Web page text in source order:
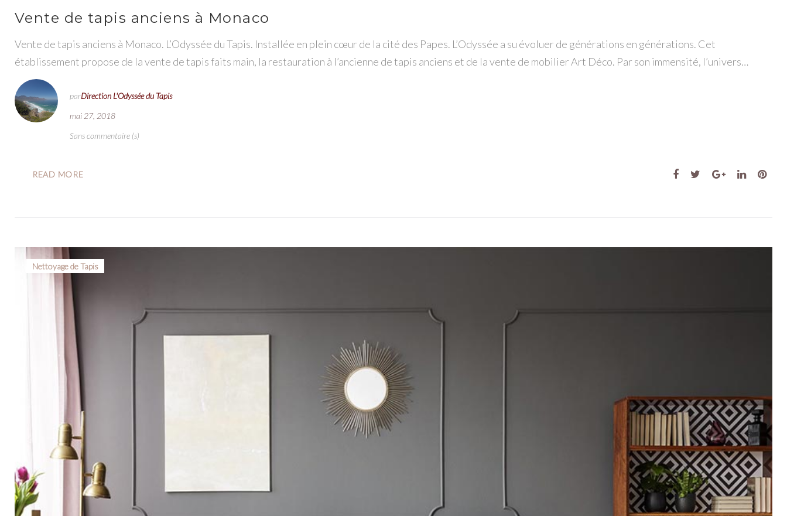
Vente de tapis anciens à Monaco
Vente de tapis anciens à Monaco. L’Odyssée du Tapis. Installée en plein cœur de la cité des Papes. L’Odyssée a su évoluer de générations en générations. Cet
établissement propose de la vente de tapis faits main, la restauration à l’ancienne de tapis anciens et de la vente de mobilier Art Déco. Par son immensité, l’univers…
parDirection L'Odyssée du Tapis
mai 27, 2018
Sans commentaire (s)
READ MORE Facebook
TwitterGoogle+
LinkedIn
Nettoyage de Tapis